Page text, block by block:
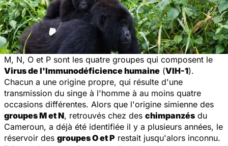
M, N, O et P sont les quatre groupes qui composent le
Virus de l'Immunodéficience humaine (VIH-1).
Chacun a une origine propre, qui résulte d'une
transmission du singe à l'homme à au moins quatre
occasions différentes. Alors que l'origine simienne des
groupes M et N, retrouvés chez des chimpanzés du
Cameroun, a déjà été identifiée il y a plusieurs années, le
réservoir des groupes O et P restait jusqu'alors inconnu.